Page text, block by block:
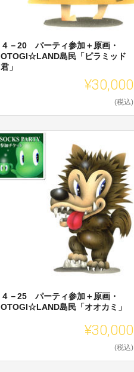
４－20 パーティ参加＋原画・
OTOGI☆LAND島民「ピラミッド
君」
¥30,000
(税込)
４－25 パーティ参加＋原画・
OTOGI☆LAND島民「オオカミ」
¥30,000
(税込)